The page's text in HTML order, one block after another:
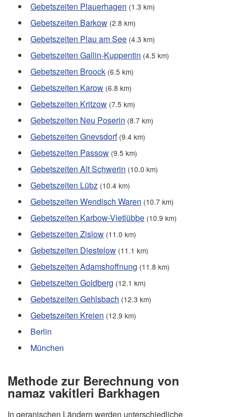
Gebetszeiten Plauerhagen (1.3 km)
Gebetszeiten Barkow (2.8 km)
Gebetszeiten Plau am See (4.3 km)
Gebetszeiten Gallin-Kuppentin (4.5 km)
Gebetszeiten Broock (6.5 km)
Gebetszeiten Karow (6.8 km)
Gebetszeiten Kritzow (7.5 km)
Gebetszeiten Neu Poserin (8.7 km)
Gebetszeiten Gnevsdorf (9.4 km)
Gebetszeiten Passow (9.5 km)
Gebetszeiten Alt Schwerin (10.0 km)
Gebetszeiten Lübz (10.4 km)
Gebetszeiten Wendisch Waren (10.7 km)
Gebetszeiten Karbow-Vietlübbe (10.9 km)
Gebetszeiten Zislow (11.0 km)
Gebetszeiten Diestelow (11.1 km)
Gebetszeiten Adamshoffnung (11.8 km)
Gebetszeiten Goldberg (12.1 km)
Gebetszeiten Gehlsbach (12.3 km)
Gebetszeiten Kreien (12.9 km)
Berlin
München
Methode zur Berechnung von
namaz vakitleri Barkhagen
In geranischen Ländern werden unterschiedliche